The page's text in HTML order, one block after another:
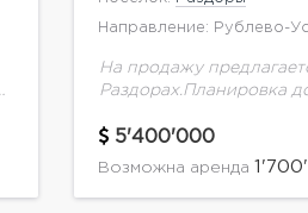
Направление: Рублево-
На продажу
Раздорах.Планировка
каминный зал, кабинет,
комната отдыха, с/у),
5'400'000
Возможна аренда